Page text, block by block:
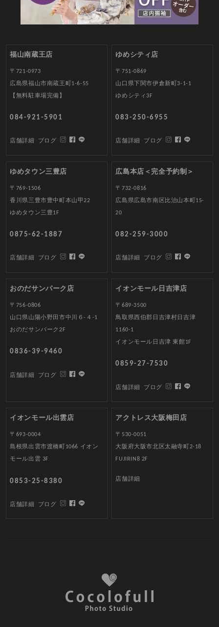
福山南蔵王店
〒721-0973
広島県福山市南蔵王町1-6-55
【無料駐車場完備】
084-921-5901
店舗詳細 ブログ
ゆめシティ店
〒751-0869
山口県下関市伊倉新町3-1-1
ゆめシティ3F
083-250-6955
店舗詳細 ブログ
ゆめタウン三豊店
〒769-1506
香川県三豊市豊中町本山甲22
ゆめタウン三豊1F
0875-62-1887
店舗詳細 ブログ
広島本店＜完全予約制＞
〒732-0816
広島県広島市南区比治山本町15-
20
082-259-3000
店舗詳細 ブログ
おのだサンパーク店
〒756-0806
山口県山陽小野田市中川６-４-1
おのだサンパーク2F
0836-39-9460
店舗詳細 ブログ
イオンモール日吉津店
〒689-3500
鳥取県西伯郡日吉津村日吉津
1160-1
イオンモール日吉津 東館1F
0859-27-7530
店舗詳細 ブログ
イオンモール出雲店
〒693-0004
島根県出雲市渡橋町1066 イオン
モール出雲 3F
0853-25-8380
店舗詳細 ブログ
アクトレス大阪梅田店
〒530-0051
大阪府大阪市北区太融寺町2-18
FUJIRIN8 2F
店舗詳細